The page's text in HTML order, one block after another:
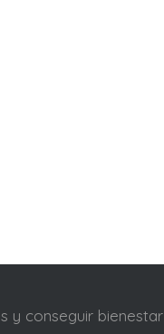
y conseguir bienestar